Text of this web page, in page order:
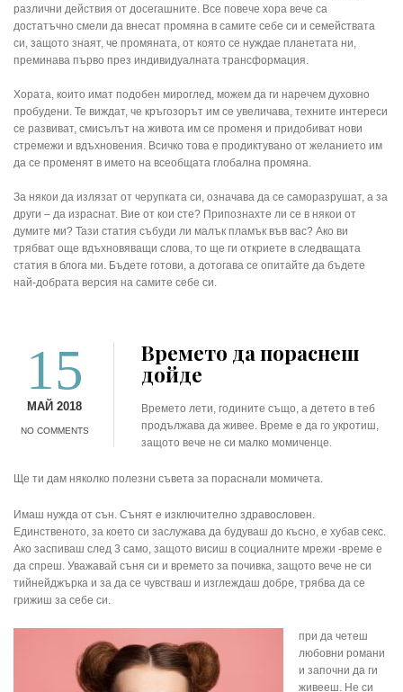
различни действия от досегашните. Все повече хора вече са
достатъчно смели да внесат промяна в самите себе си и семействата
си, защото знаят, че промяната, от която се нуждае планетата ни,
преминава първо през индивидуалната трансформация.
Хората, които имат подобен мироглед, можем да ги наречем духовно
пробудени. Те виждат, че кръгозорът им се увеличава, техните интереси
се развиват, смисълът на живота им се променя и придобиват нови
стремежи и вдъхновения. Всичко това е продиктувано от желанието им
да се променят в името на всеобщата глобална промяна.
За някои да излязат от черупката си, означава да се саморазрушат, а за
други – да израснат. Вие от кои сте? Припознахте ли се в някои от
думите ми? Тази статия събуди ли малък пламък във вас? Ако ви
трябват още вдъхновяващи слова, то ще ги откриете в следващата
статия в блога ми. Бъдете готови, а дотогава се опитайте да бъдете
най-добрата версия на самите себе си.
15
МАЙ 2018
NO COMMENTS
Времето да пораснеш
дойде
Времето лети, годините също, а детето в теб
продължава да живее. Време е да го укротиш,
защото вече не си малко момиченце.
Ще ти дам няколко полезни съвета за пораснали момичета.
Имаш нужда от сън. Сънят е изключително здравословен.
Единственото, за което си заслужава да будуваш до късно, е хубав секс.
Ако заспиваш след 3 само, защото висиш в социалните мрежи -време е
да спреш. Уважавай съня си и времето за почивка, защото вече не си
тийнейджърка и за да се чувстваш и изглеждаш добре, трябва да се
грижиш за себе си.
при да четеш
любовни романи
и започни да ги
живееш. Не си